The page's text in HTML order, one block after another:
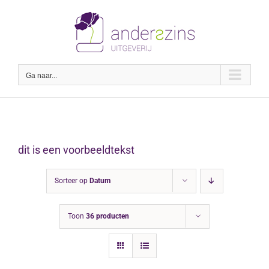
Ga naar...
dit is een voorbeeldtekst
Sorteer op Datum
Toon 36 producten